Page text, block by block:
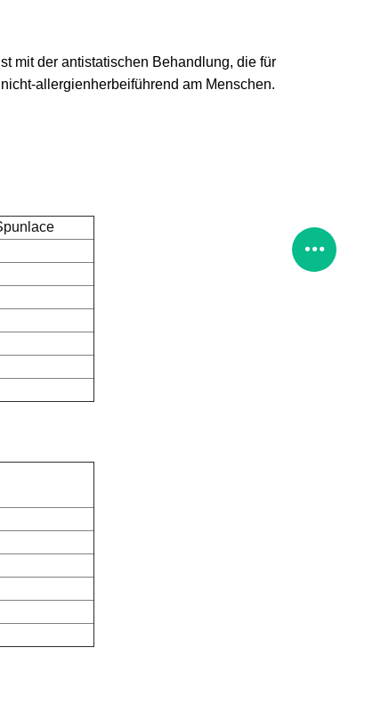
mit der antistatischen Behandlung, die für
allergienherbeiführend am Menschen.